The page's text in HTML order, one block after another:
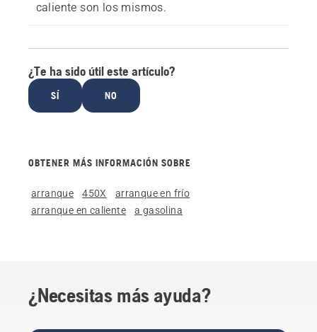
caliente son los mismos.
¿Te ha sido útil este artículo?
SÍ NO
OBTENER MÁS INFORMACIÓN SOBRE
arranque 450X
arranque en frío
arranque en caliente
a gasolina
¿Necesitas más ayuda?